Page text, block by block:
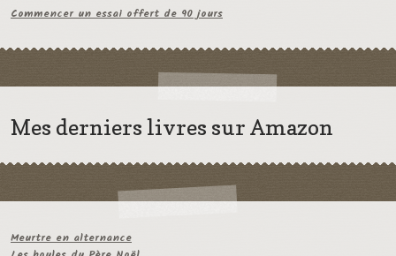
Commencer un essai offert de 90 jours
Mes derniers livres sur Amazon
Meurtre en alternance